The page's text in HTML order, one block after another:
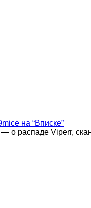
на “Вписке”
— о распаде Viperr,